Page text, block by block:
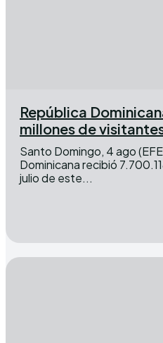
República
millones de
Santo Domingo, 4 ago
Dominicana recibió
julio de este...